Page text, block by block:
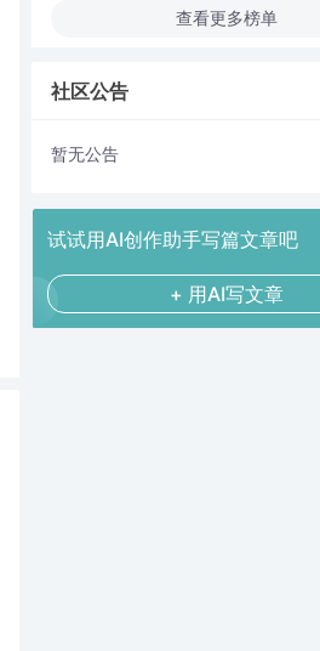
查看更多榜单
社区公告
暂无公告
试试用AI创作助手写篇文章吧
+ 用AI写文章